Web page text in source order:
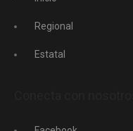
Regional
Estatal